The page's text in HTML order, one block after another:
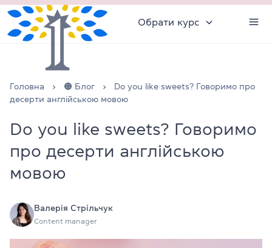
Обрати курс
Головна 🟠 Блог
Do you like sweets? Говоримо про
десерти англійською мовою
Do you like sweets? Говоримо
про десерти англійською
мовою
Валерія Стрільчук
Content manager